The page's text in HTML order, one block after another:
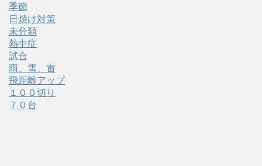
季節
日焼け対策
未分類
熱中症
試合
雨、雪、雷
飛距離アップ
１００切り
７０台